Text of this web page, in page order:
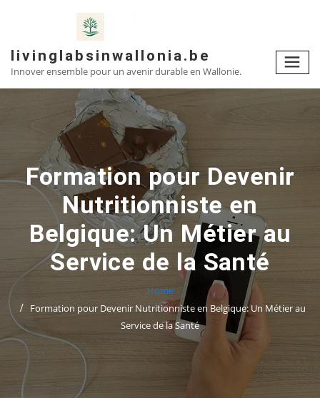
livinglabsinwallonia.be
Innover ensemble pour un avenir durable en Wallonie.
Formation pour Devenir
Nutritionniste en
Belgique: Un Métier au
Service de la Santé
Home
Formation pour Devenir Nutritionniste en Belgique: Un Métier au
Service de la Santé